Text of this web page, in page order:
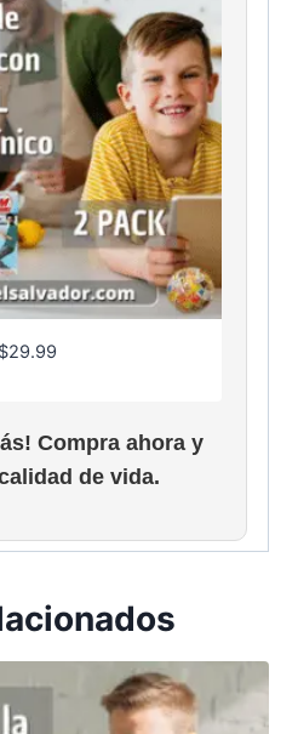
$29.99
Compra ahora y
de vida.